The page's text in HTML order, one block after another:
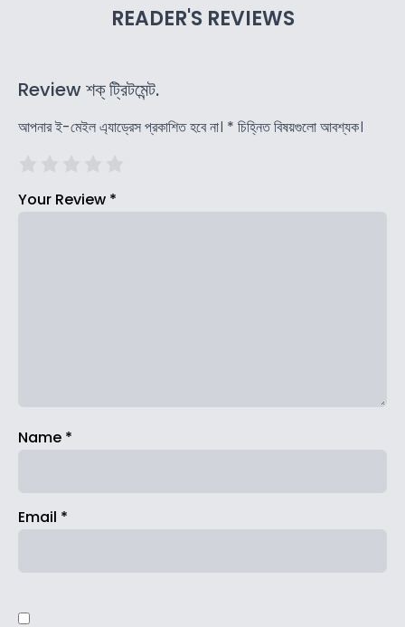
READER'S REVIEWS
Review শক্ ট্রিটমেন্ট.
আপনার ই-মেইল এ্যাড্রেস প্রকাশিত হবে না। * চিহ্নিত বিষয়গুলো আবশ্যক।
Your Review *
Name *
Email *